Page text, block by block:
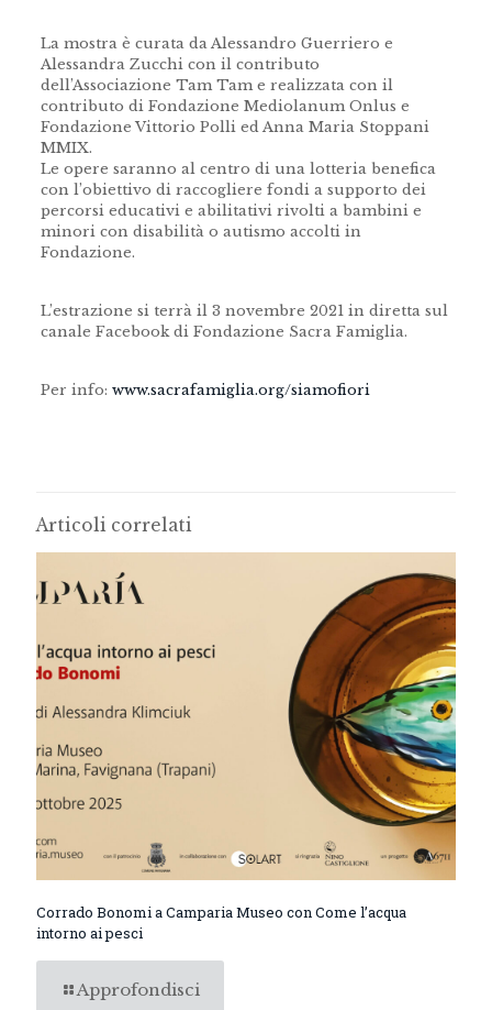
La mostra è curata da Alessandro Guerriero e
Alessandra Zucchi con il contributo
dell’Associazione Tam Tam e realizzata con il
contributo di Fondazione Mediolanum Onlus e
Fondazione Vittorio Polli ed Anna Maria Stoppani
MMIX.
Le opere saranno al centro di una lotteria benefica
con l’obiettivo di raccogliere fondi a supporto dei
percorsi educativi e abilitativi rivolti a bambini e
minori con disabilità o autismo accolti in
Fondazione.
L’estrazione si terrà il 3 novembre 2021 in diretta sul
canale Facebook di Fondazione Sacra Famiglia.
Per info: www.sacrafamiglia.org/siamofiori
Articoli correlati
Corrado Bonomi a Camparia Museo con Come l’acqua
intorno ai pesci
Approfondisci